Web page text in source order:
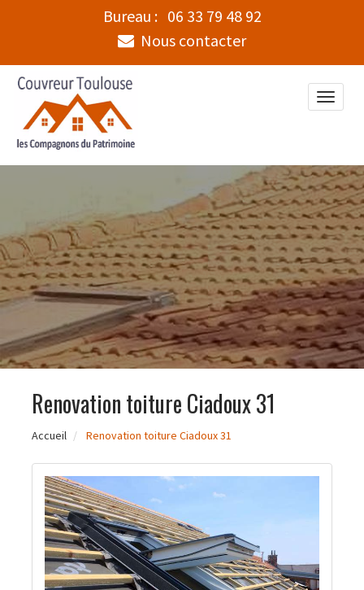
Bureau : 06 33 79 48 92
Nous contacter
Toggle
Renovation toiture Ciadoux 31
Accueil Renovation toiture Ciadoux 31